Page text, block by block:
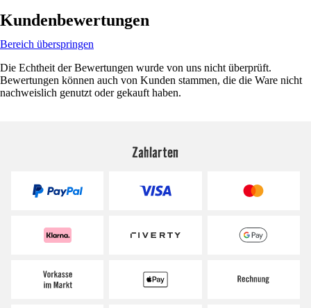
Kundenbewertungen
Bereich überspringen
Die Echtheit der Bewertungen wurde von uns nicht überprüft.
Bewertungen können auch von Kunden stammen, die die Ware nicht
nachweislich genutzt oder gekauft haben.
Zahlarten